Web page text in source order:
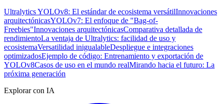
Ultralytics YOLOv8: El estándar de ecosistema versátilInnovaciones
arquitectónicasYOLOv7: El enfoque de "Bag-of-
Freebies"Innovaciones arquitectónicasComparativa detallada de
rendimientoLa ventaja de Ultralytics: facilidad de uso y
ecosistemaVersatilidad inigualableDespliegue e integraciones
optimizadosEjemplo de código: Entrenamiento y exportación de
YOLOv8Casos de uso en el mundo realMirando hacia el futuro: La
próxima generación
Explorar con IA